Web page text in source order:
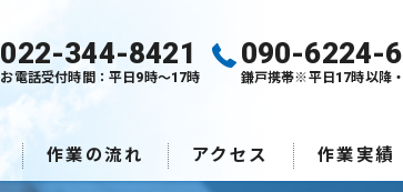
022-344-8421
お電話受付時間：平日9時～17時
090-6224-
鎌戸携帯※平日17時以降
作業の流れ アクセス 作業実績